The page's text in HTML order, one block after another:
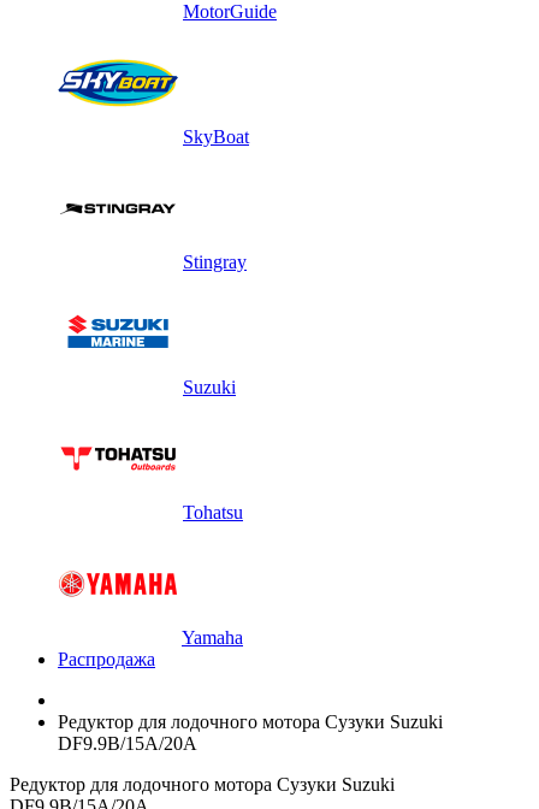
MotorGuide
SkyBoat
Stingray
Suzuki
Tohatsu
Yamaha
Распродажа
Редуктор для лодочного мотора Сузуки Suzuki
DF9.9B/15A/20A
Редуктор для лодочного мотора Сузуки Suzuki